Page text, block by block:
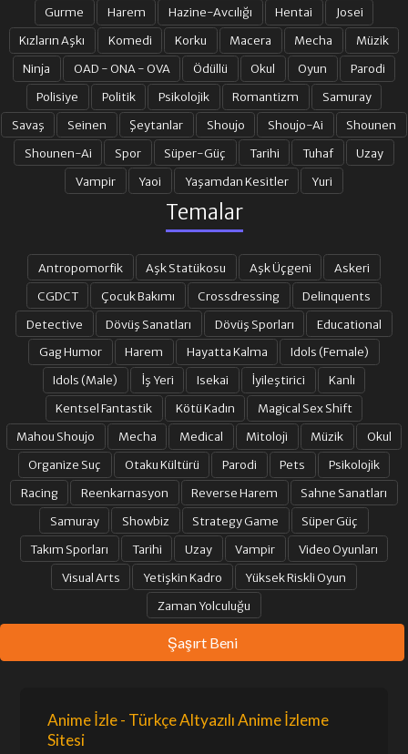
Gurme
Harem Hazine-Avcılığı Hentai
Josei
Kızların Aşkı
Komedi Korku Macera Mecha
Müzik
Ninja
OAD - ONA - OVA Ödüllü Okul Oyun
Parodi
Polisiye
Politik Psikolojik Romantizm
Samuray
Savaş
Seinen Şeytanlar Shoujo Shoujo-Ai
Shounen
Shounen-Ai
Spor Süper-Güç Tarihi Tuhaf
Uzay
Vampir
Yaoi Yaşamdan Kesitler Yuri
Temalar
Antropomorfik Aşk Statükosu Aşk Üçgeni
Askeri
CGDCT
Çocuk Bakımı Crossdressing
Delinquents
Detective
Dövüş Sanatları Dövüş Sporları
Educational
Gag Humor
Harem Hayatta Kalma
Idols (Female)
Idols (Male)
İş Yeri Isekai İyileştirici
Kanlı
Kentsel Fantastik
Kötü Kadın
Magical Sex Shift
Mahou Shoujo
Mecha Medical Mitoloji Müzik
Okul
Organize Suç
Otaku Kültürü Parodi Pets
Psikolojik
Racing
Reenkarnasyon Reverse Harem
Sahne Sanatları
Samuray
Showbiz Strategy Game
Süper Güç
Takım Sporları
Tarihi Uzay Vampir
Video Oyunları
Visual Arts
Yetişkin Kadro
Yüksek Riskli Oyun
Zaman Yolculuğu
Şaşırt Beni
Anime İzle - Türkçe Altyazılı Anime İzleme
Sitesi